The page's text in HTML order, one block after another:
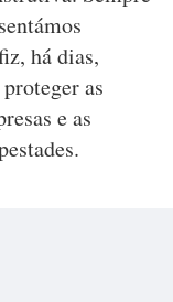
há dias,
as
e as